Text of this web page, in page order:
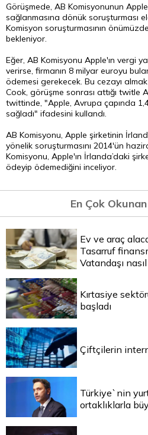
Görüşmede, AB Komisyonunun
sağlanmasına dönük soruşturması
Komisyon soruşturmasının
bekleniyor.
Eğer, AB Komisyonu Apple'ın vergi
verirse, firmanın 8 milyar euroyu
ödemesi gerekecek. Bu cezayı
Cook, görüşme sonrası attığı twitle
twittinde, "Apple, Avrupa çapında
sağladı" ifadesini kullandı.
AB Komisyonu, Apple şirketinin
yönelik soruşturmasını 2014'ün
Komisyonu, Apple'ın İrlanda’daki
ödeyip ödemediğini inceliyor.
En Çok
Ev ve araç
Tasarruf
Vatandaşı
Kırtasiye
başladı
Çiftçilerin
Türkiye`nin
ortaklıklarla